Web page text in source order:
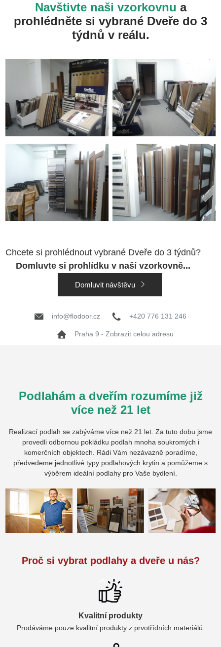
Navštivte naši vzorkovnu a
prohlédněte si vybrané Dveře do 3
týdnů v reálu.
Chcete si prohlédnout vybrané Dveře do 3 týdnů?
Domluvte si prohlídku v naší vzorkovně...
Domluvit návštěvu
info@flodoor.cz +420 776 131 246
Praha 9 - Zobrazit celou adresu
Podlahám a dveřím rozumíme již
více než 21 let
Realizací podlah se zabýváme více než 21 let. Za tuto dobu jsme
provedli odbornou pokládku podlah mnoha soukromých i
komerčních objektech. Rádi Vám nezávazně poradíme,
předvedeme jednotlivé typy podlahových krytin a pomůžeme s
výběrem ideální podlahy pro Vaše bydlení.
Proč si vybrat podlahy a dveře u nás?
Kvalitní produkty
Prodáváme pouze kvalitní produkty z prvotřídních materiálů.